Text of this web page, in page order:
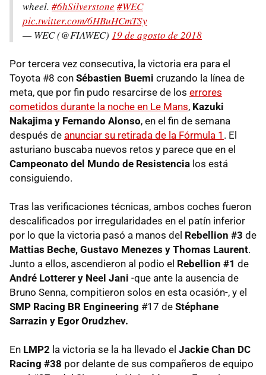
wheel. #6hSilverstone #WEC
pic.twitter.com/6HBuHCmTSy
— WEC (@FIAWEC) 19 de agosto de 2018
Por tercera vez consecutiva, la victoria era para el
Toyota #8 con Sébastien Buemi cruzando la línea de
meta, que por fin pudo resarcirse de los errores
cometidos durante la noche en Le Mans, Kazuki
Nakajima y Fernando Alonso, en el fin de semana
después de anunciar su retirada de la Fórmula 1 . El
asturiano buscaba nuevos retos y parece que en el
Campeonato del Mundo de Resistencia los está
consiguiendo.
Tras las verificaciones técnicas, ambos coches fueron
descalificados por irregularidades en el patín inferior
por lo que la victoria pasó a manos del Rebellion #3 de
Mattias Beche, Gustavo Menezes y Thomas Laurent.
Junto a ellos, ascendieron al podio el Rebellion #1 de
André Lotterer y Neel Jani -que ante la ausencia de
Bruno Senna, compitieron solos en esta ocasión-, y el
SMP Racing BR Engineering #17 de Stéphane
Sarrazin y Egor Orudzhev.
En LMP2 la victoria se la ha llevado el Jackie Chan DC
Racing #38 por delante de sus compañeros de equipo